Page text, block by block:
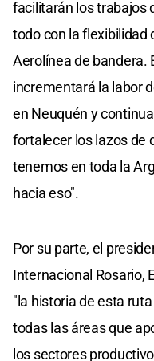
facilitarán los trabajos
todo con la flexibilidad
Aerolínea de bandera.
incrementará la labor
en Neuquén y
fortalecer los lazos de
tenemos en toda la
hacia eso".
Por su parte, el
Internacional Rosario,
"la historia de esta
todas las áreas que
los sectores